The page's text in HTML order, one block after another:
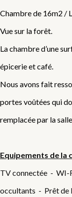
Chambre de 16m2 /
Vue sur la forêt.
La chambre d’une
épicerie et café.
Nous avons fait
portes voûtées qui
remplacée par la
Equipements de la
TV connectée - WI-
occultants - Prêt de